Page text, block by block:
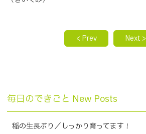
< Prev Next >
毎日のできごと New Posts
稲の生長ぶり／しっかり育ってます！